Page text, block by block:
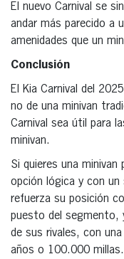
El nuevo Carnival se
andar más parecido a
amenidades que un
Conclusión
El Kia Carnival del
no de una minivan
Carnival sea útil para
minivan.
Si quieres una minivan
opción lógica y con un
refuerza su posición
puesto del segmento,
de sus rivales, con
años o 100.000 millas.